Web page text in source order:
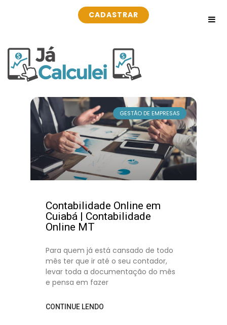
CADASTRAR
GESTÃO DE EMPRESAS
Contabilidade Online em
Cuiabá | Contabilidade
Online MT
Para quem já está cansado de todo
mês ter que ir até o seu contador,
levar toda a documentação do mês
e pensa em fazer
CONTINUE LENDO